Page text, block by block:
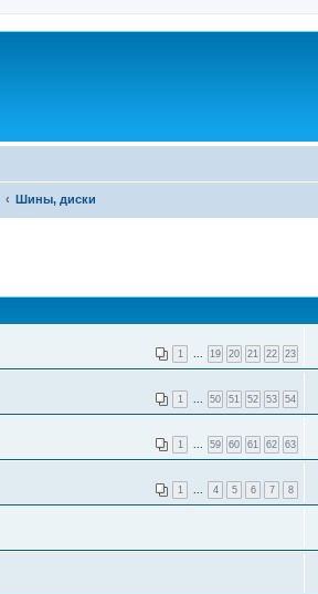
Шины, диски
1 ... 19 20 21 22 23
1 ... 50 51 52 53 54
1 ... 59 60 61 62 63
1 ... 4 5 6 7 8